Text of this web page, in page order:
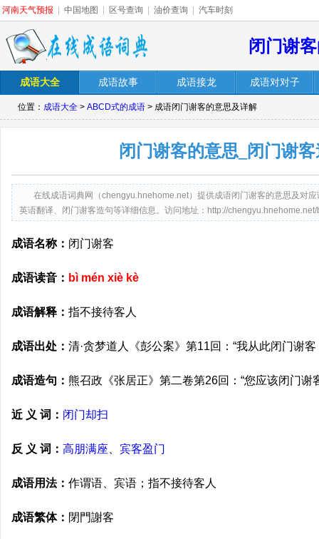
河南天气预报 中国地图 区号查询 油价查询 汽车时刻
闭门谢
成语大全 成语故事 成语接龙 成语对对子
位置： 成语大全 > ABCD式的成语 > 成语闭门谢客的意思及详解
闭门谢客的意思_闭门谢
在线成语词典网（chengyu.hnehome.net）提供成语闭门谢客的意思及对
英语翻译、闭门谢客造句等详细信息。访问地址：http://
成语名称： 闭门谢客
成语读音： bì mén xiè kè
成语解释： 指不接待客人
成语出处： 清·贪梦道人《彭公案》第11回：“我从此闭门谢客
成语造句： 熊召政《张居正》第二卷第26回：“您应该闭门谢
近 义 词： 闭门却扫
反 义 词： 高朋满座 宾客盈门
成语用法： 作谓语、宾语；指不接待客人
成语繁体： 閉門謝客